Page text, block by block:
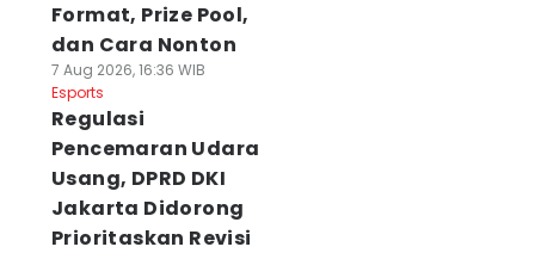
Format, Prize Pool,
dan Cara Nonton
7 Aug 2026, 16:36 WIB
Esports
Regulasi
Pencemaran Udara
Usang, DPRD DKI
Jakarta Didorong
Prioritaskan Revisi